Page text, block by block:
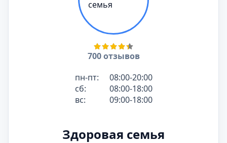
700 отзывов
пн-пт:
08:00-20:00
сб:
08:00-18:00
вс:
09:00-18:00
Здоровая семья